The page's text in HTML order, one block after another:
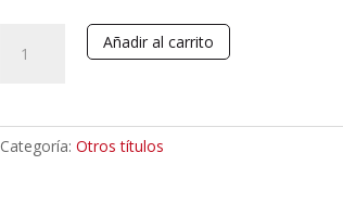
Centenario
Añadir al carrito
Categoría:Otros títulos